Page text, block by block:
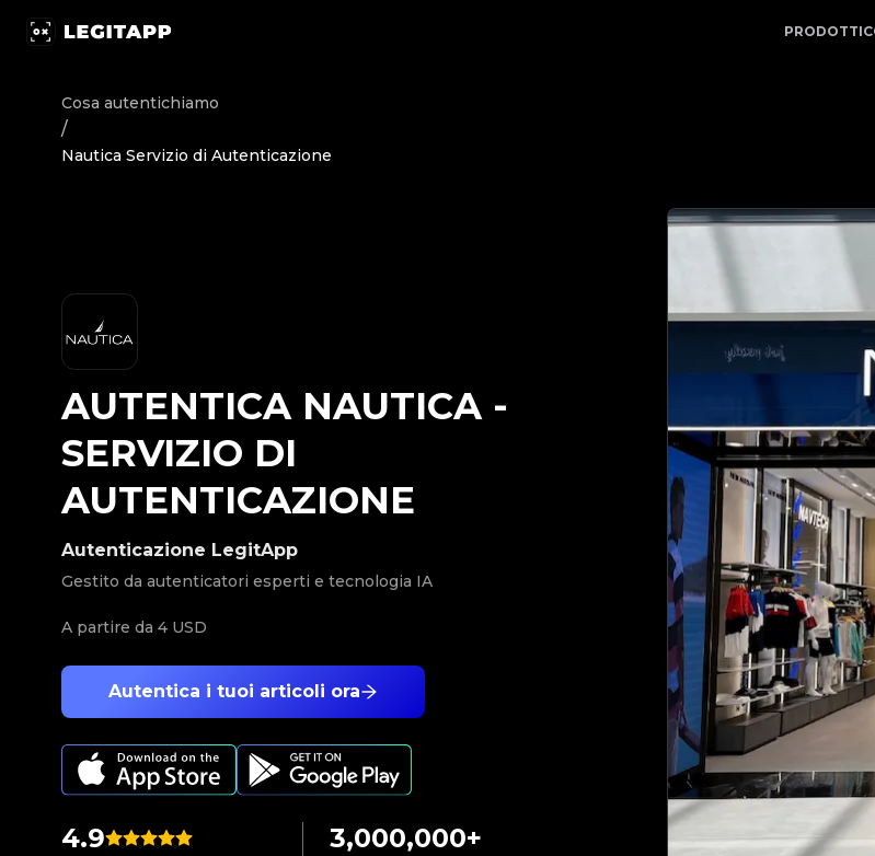
Autentica Nautica - Servizio di Autenticazione | LegitApp | Il tuo partner di fiducia
PRODOTTI
Cosa autentichiamo
/
Nautica Servizio di Autenticazione
4.9 3,000,000+
Autentica i tuoi articoli ora
Autenticazione LegitApp
Gestito da autenticatori esperti e tecnologia IA
A partire da 4 USD
AUTENTICA NAUTICA-
SERVIZIO DI
AUTENTICAZIONE